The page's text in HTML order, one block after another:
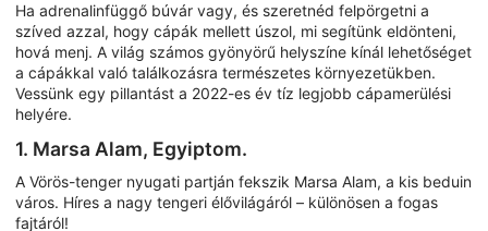
Ha adrenalinfüggő búvár vagy, és szeretnéd felpörgetni a
szíved azzal, hogy cápák mellett úszol, mi segítünk eldönteni,
hová menj. A világ számos gyönyörű helyszíne kínál lehetőséget
a cápákkal való találkozásra természetes környezetükben.
Vessünk egy pillantást a 2022-es év tíz legjobb cápamerülési
helyére.
1. Marsa Alam, Egyiptom.
A Vörös-tenger nyugati partján fekszik Marsa Alam, a kis beduin
város. Híres a nagy tengeri élővilágáról – különösen a fogas
fajtáról!